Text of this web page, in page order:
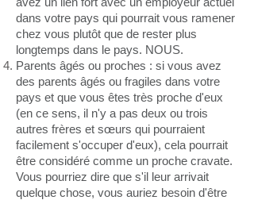
dans votre pays qui pourrait vous ramener
chez vous plutôt que de rester plus
longtemps dans le pays. NOUS.
Parents âgés ou proches : si vous avez
des parents âgés ou fragiles dans votre
pays et que vous êtes très proche d'eux
(en ce sens, il n'y a pas deux ou trois
autres frères et sœurs qui pourraient
facilement s'occuper d'eux), cela pourrait
être considéré comme un proche cravate.
Vous pourriez dire que s'il leur arrivait
quelque chose, vous auriez besoin d'être